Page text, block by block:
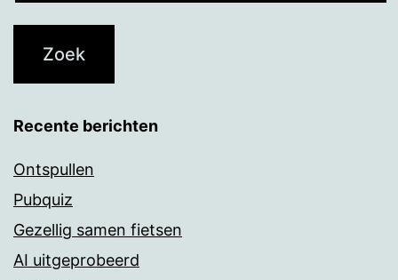
Recente berichten
Ontspullen
Pubquiz
Gezellig samen fietsen
AI uitgeprobeerd